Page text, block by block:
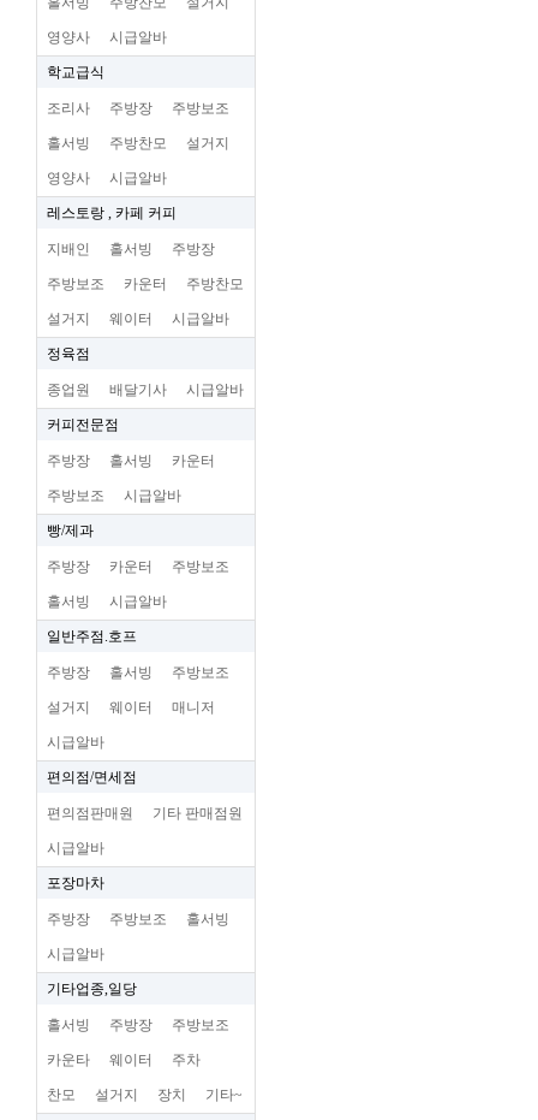
영양사 시급알바
학교급식
조리사 주방장 주방보조
홀서빙 주방찬모 설거지
영양사 시급알바
레스토랑 , 카페 커피
지배인 홀서빙 주방장
주방보조 카운터 주방찬모
설거지 웨이터 시급알바
정육점
종업원 배달기사 시급알바
커피전문점
주방장 홀서빙 카운터
주방보조 시급알바
빵/제과
주방장 카운터 주방보조
홀서빙 시급알바
일반주점.호프
주방장 홀서빙 주방보조
설거지 웨이터 매니저
시급알바
편의점/면세점
편의점판매원 기타 판매점원
시급알바
포장마차
주방장 주방보조 홀서빙
시급알바
기타업종,일당
홀서빙 주방장 주방보조
카운타 웨이터 주차
찬모 설거지 장치 기타~